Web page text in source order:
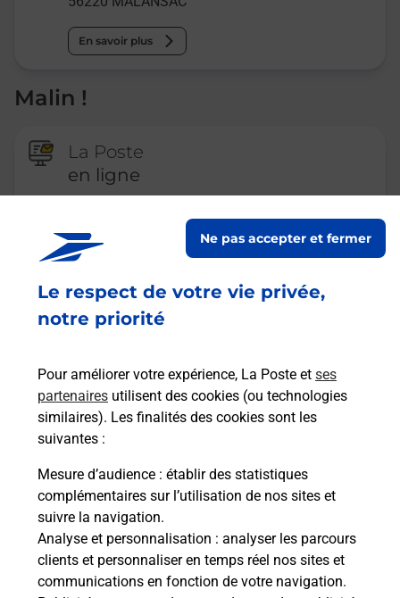
Le respect de votre vie privée,
notre priorité
Pour améliorer votre expérience, La Poste et ses
partenaires utilisent des cookies (ou technologies
similaires). Les finalités des cookies sont les
suivantes :
Mesure d’audience : établir des statistiques
complémentaires sur l’utilisation de nos sites et
suivre la navigation.
Analyse et personnalisation : analyser les parcours
clients et personnaliser en temps réel nos sites et
communications en fonction de votre navigation.
Ne pas accepter et fermer
En savoir plus
Malin !
La Poste
en ligne
En savoir plus
Recherchez un autre point de contact
Questions fréquemment posées
Quel réseau utilise La Poste Mobile ?
Est-ce que je peux garder mon
numéro de mobile gratuitement ?